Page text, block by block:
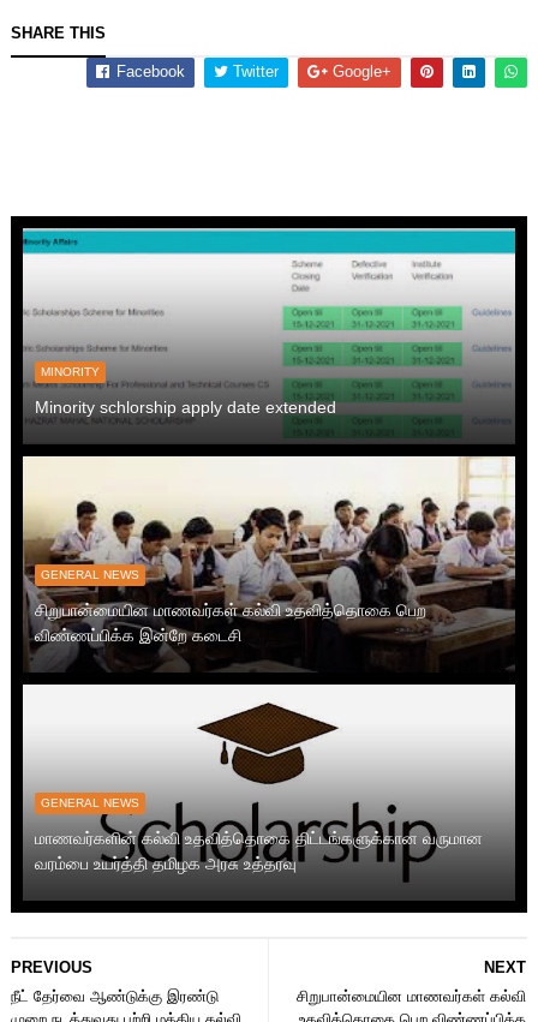
SHARE THIS
Facebook Twitter Google+
MINORITY
Minority schlorship apply date extended
GENERAL NEWS
சிறுபான்மையின மாணவர்கள் கல்வி உதவித்தொகை பெற
விண்ணப்பிக்க இன்றே கடைசி
GENERAL NEWS
மாணவர்களின் கல்வி உதவித்தொகை திட்டங்களுக்கான வருமான
வரம்பை உயர்த்தி தமிழக அரசு உத்தரவு
NEXT
சிறுபான்மையின மாணவர்கள் கல்வி
PREVIOUS
நீட் தேர்வை ஆண்டுக்கு இரண்டு